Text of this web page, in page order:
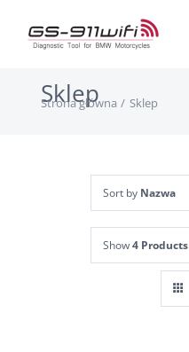
Sklep
Strona główna Sklep
Sort by Nazwa
Show4 Products